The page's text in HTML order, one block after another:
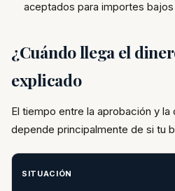
aceptados para importes bajos
¿Cuándo llega el
explicado
El tiempo entre la aprobación y
depende principalmente de si tu
SITUACIÓN